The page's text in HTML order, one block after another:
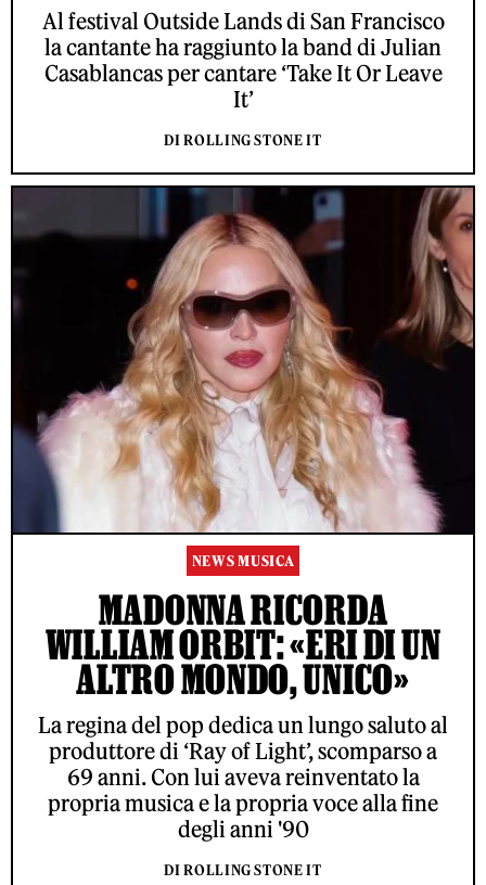
Al festival Outside Lands di San Francisco
la cantante ha raggiunto la band di Julian
Casablancas per cantare ‘Take It Or Leave
It’
DI ROLLING STONE IT
NEWS MUSICA
MADONNA RICORDA
WILLIAM ORBIT: «ERI DI UN
ALTRO MONDO, UNICO»
La regina del pop dedica un lungo saluto al
produttore di ‘Ray of Light’, scomparso a
69 anni. Con lui aveva reinventato la
propria musica e la propria voce alla fine
degli anni '90
DI ROLLING STONE IT